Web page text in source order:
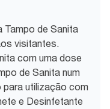
Tampo de Sanita
visitantes.
com uma dose
de Sanita num
para utilização com
e Desinfetante